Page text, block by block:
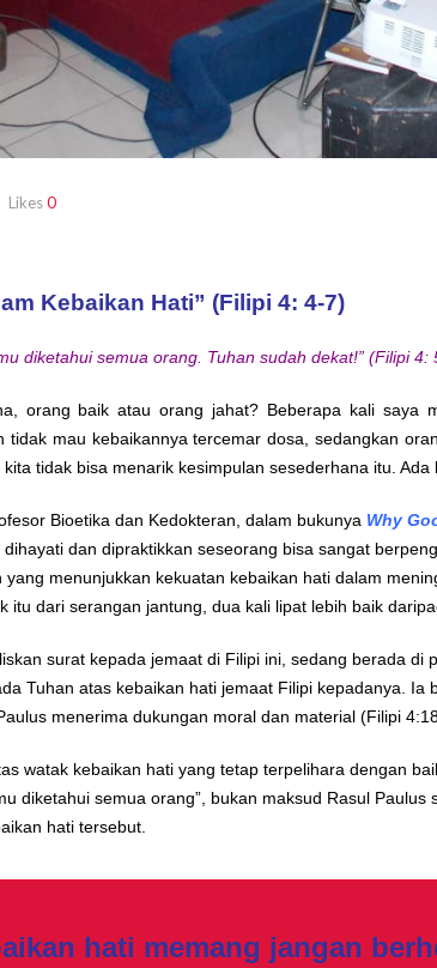
Likes0
Kebaikan Hati” (Filipi 4: 4-7)
diketahui semua orang. Tuhan sudah dekat!” (Filipi 4:
orang baik atau orang jahat? Beberapa kali saya
tidak mau kebaikannya tercemar dosa, sedangkan
tidak bisa menarik kesimpulan sesederhana itu.
Bioetika dan Kedokteran, dalam bukunya Why
dan dipraktikkan seseorang bisa sangat
yang menunjukkan kekuatan kebaikan hati dalam
itu dari serangan jantung, dua kali lipat lebih baik
surat kepada jemaat di Filipi ini, sedang berada
Tuhan atas kebaikan hati jemaat Filipi kepadanya.
menerima dukungan moral dan material (Filipi
watak kebaikan hati yang tetap terpelihara dengan
diketahui semua orang”, bukan maksud Rasul
hati tersebut.
hati memang jangan